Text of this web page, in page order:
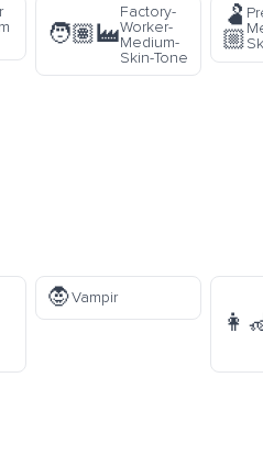
🧑🏽‍🏭
Factory-
Worker-
Medium-
Skin-Tone
🫃
🏼
🧛Vampir